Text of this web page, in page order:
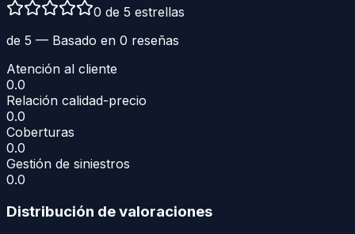
0 de 5 estrellas
de 5 — Basado en 0 reseñas
Atención al cliente
0.0
Relación calidad-precio
0.0
Coberturas
0.0
Gestión de siniestros
0.0
Distribución de valoraciones